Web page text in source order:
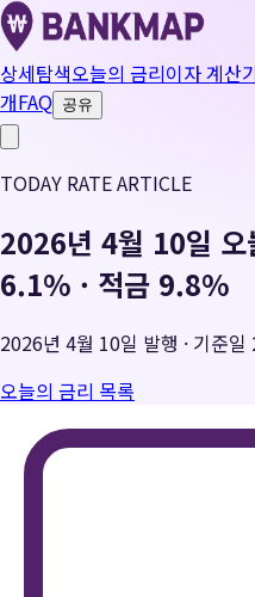
상세탐색오늘의 금리이자 계산
개FAQ 공유
TODAY RATE ARTICLE
2026년 4월 10일 오
6.1% · 적금 9.8%
2026년 4월 10일 발행 · 기준일
오늘의 금리 목록